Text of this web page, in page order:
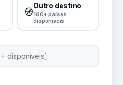
🧭
Outro destino
160+ países
disponíveis